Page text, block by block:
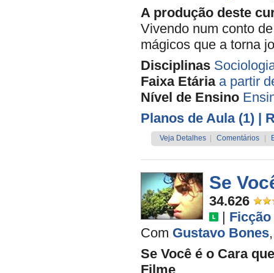
A produção deste
Vivendo num conto
mágicos que a torna
Disciplinas
Faixa Etária a partir
Nível de Ensino
Planos de Aula (1) |
Veja Detalhes Comentários
Se
34.626
| Ficção
Com Gustavo Bones
Se Você é o Cara
Filme